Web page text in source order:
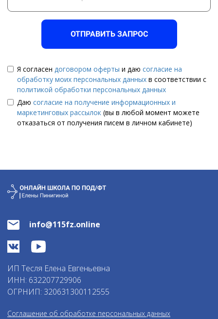
ОТПРАВИТЬ ЗАПРОС
Я согласен договором оферты и даю согласие на
обработку моих персональных данных в соответствии с
политикой обработки персональных данных
Даю согласие на получение информационных и
маркетинговых рассылок (вы в любой момент можете
отказаться от получения писем в личном кабинете)
info@115fz.online
ИП Тесля Елена Евгеньевна
ИНН: 632207729906
ОГРНИП: 320631300112555
Соглашение об обработке персональных данных